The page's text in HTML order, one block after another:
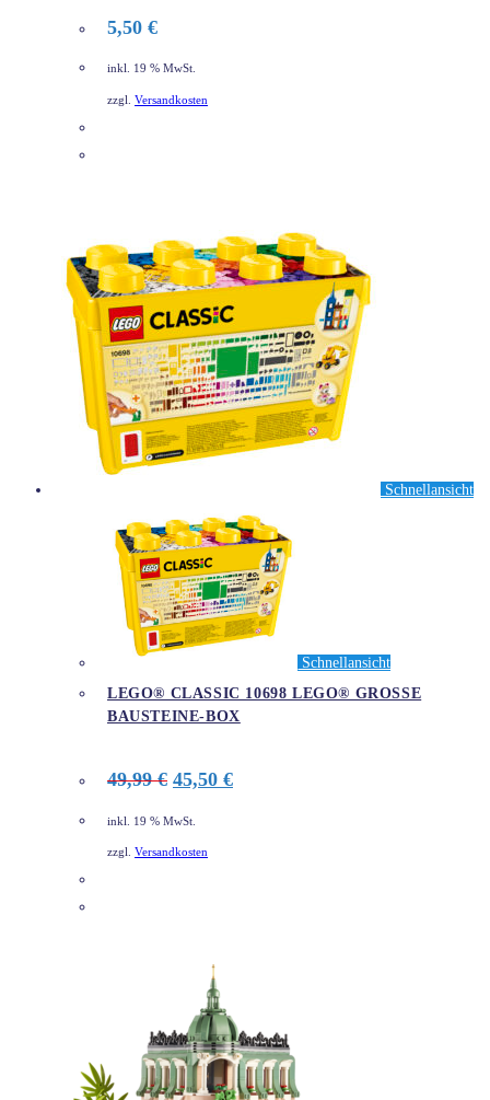
5,50 €
inkl. 19 % MwSt.
zzgl. Versandkosten
Schnellansicht
Schnellansicht
LEGO® CLASSIC 10698 LEGO® GROSSE B
AUSTEINE-BOX
49,99€ Ursprünglicher
Preis
war:
45,50 €Aktueller
inkl. 19 % MwSt.
zzgl. Versandkosten